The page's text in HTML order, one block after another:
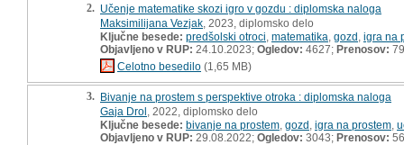
2. Učenje matematike skozi igro v gozdu : diplomska naloga
Maksimilijana Vezjak , 2023, diplomsko delo
Ključne besede: predšolski otroci matematika gozd igra na
Objavljeno v RUP: 24.10.2023; Ogledov: 4627; Prenosov: 79
Celotno besedilo (1,65 MB)
3. Bivanje na prostem s perspektive otroka : diplomska naloga
Gaja Drol , 2022, diplomsko delo
Ključne besede: bivanje na prostem gozd igra na prostem
Objavljeno v RUP: 29.08.2022; Ogledov: 3043; Prenosov: 56